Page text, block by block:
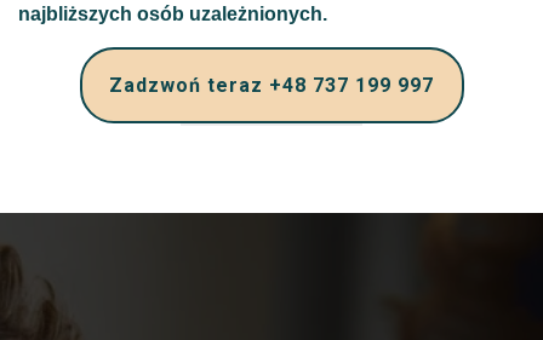
najbliższych osób uzależnionych.
Zadzwoń teraz +48 737 199 997